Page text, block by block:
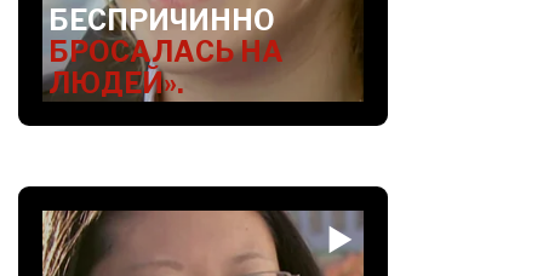
БЕСПРИЧИННО
БРОСАЛАСЬ НА
ЛЮДЕЙ».